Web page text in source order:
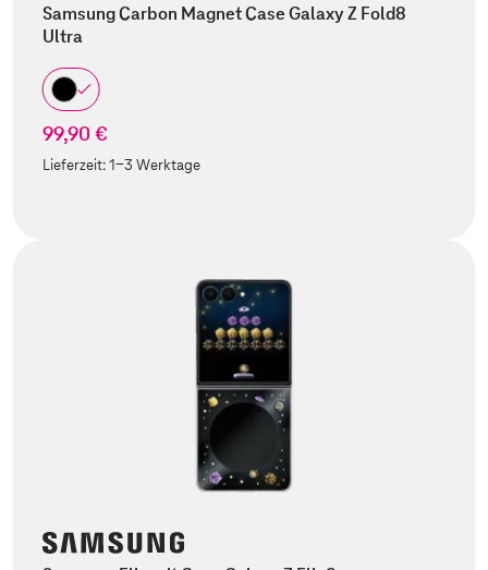
Samsung Carbon Magnet Case Galaxy Z Fold8
Ultra
99,90 €
Lieferzeit:1-3 Werktage